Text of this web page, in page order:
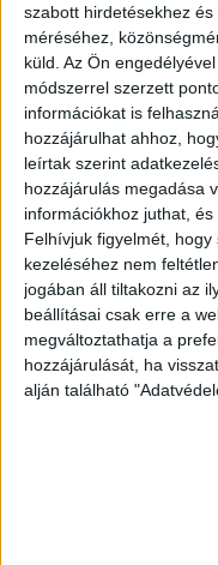
szabott hirdetésekhez
méréséhez,
küld. Az Ön
módszerrel szerzett
információkat is
hozzájárulhat ahhoz,
leírtak szerint
hozzájárulás megadása
információkhoz juthat,
Felhívjuk figyelmét,
kezeléséhez nem
jogában áll tiltakozni az
beállításai csak erre a
megváltoztathatja a
hozzájárulását, ha
alján található
A konfliktus
csepeli
médiás posztja
Hírmondó is
Németh Szilárdot,
polgármester
politikus
van” – adja vissza
önkormányzati
ide kattintva éred